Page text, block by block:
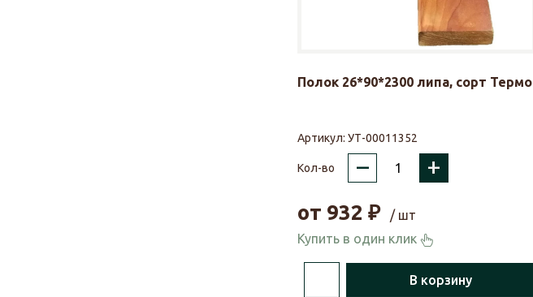
Полок 26*90*2300 липа, сорт Термо
Артикул: УТ-00011352
Кол-во – +
от 932 ₽
/ шт
Купить в один клик
В корзину